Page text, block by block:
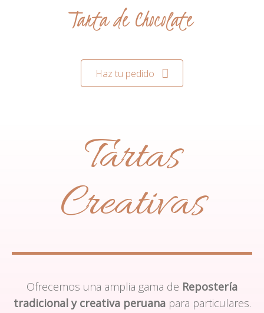
Tarta de Chocolate
Haz tu pedido
Tartas
Creativas
Ofrecemos una amplia gama de Repostería
tradicional y creativa peruanapara particulares.